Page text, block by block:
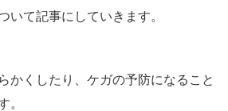
いて記事にしていきます。
かくしたり、ケガの予防になること
。